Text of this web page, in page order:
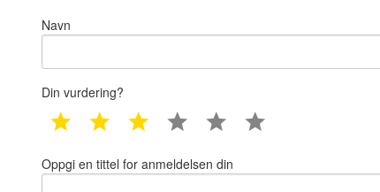
Navn
Din vurdering?
1 star 2 star 3 star 4 star 5 star
Oppgi en tittel for anmeldelsen din